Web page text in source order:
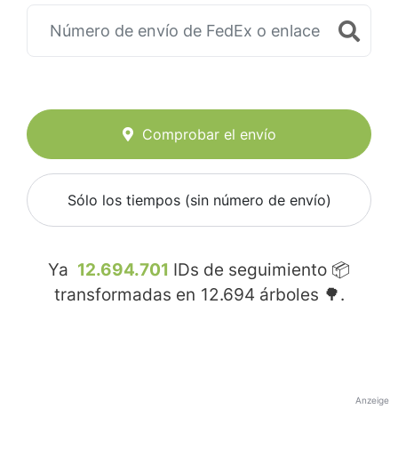
Comprobar el envío
Sólo los tiempos (sin número de envío)
Ya 12.694.701 IDs de seguimiento 📦
transformadas en 12.694 árboles 🌳.
Anzeige